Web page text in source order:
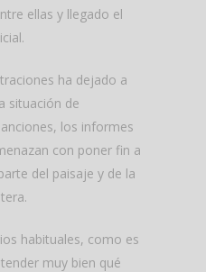
ellas y llegado el
ha dejado a
situación de
los informes
con poner fin a
del paisaje y de la
habituales, como es
muy bien qué